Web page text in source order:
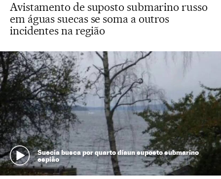
Avistamento de suposto submarino russo
em águas suecas se soma a outros
incidentes na região
Suecia busca por quarto díaun suposto submarino
espião